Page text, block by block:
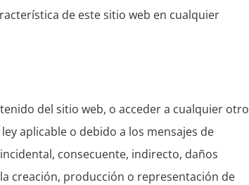
de este sitio web en cualquier
del sitio web, o acceder a cualquier otro
aplicable o debido a los mensajes de
consecuente, indirecto, daños
creación, producción o representación de